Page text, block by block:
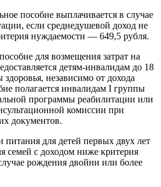
пособие выплачивается в случае
если среднедушевой доход не
нуждаемости — 649,5 рубля.
для возмещения затрат на
детям-инвалидам до 18
независимо от дохода
полагается инвалидам I группы
программы реабилитации или
комиссии при
документов.
питания для детей первых двух лет
семей с доходом ниже критерия
рождения двойни или более